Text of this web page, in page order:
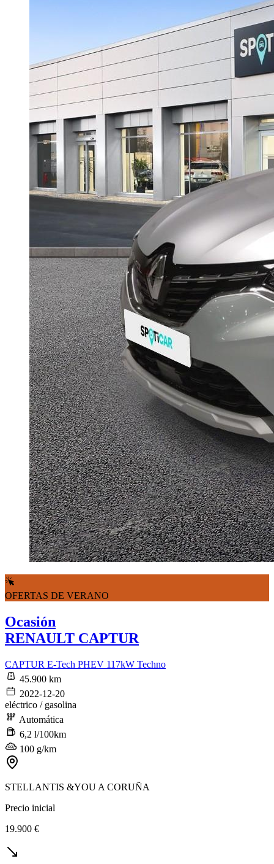
OFERTAS DE VERANO
Ocasión
RENAULT CAPTUR
CAPTUR E-Tech PHEV 117kW Techno
45.900 km
2022-12-20
eléctrico / gasolina
Automática
6,2 l/100km
100 g/km
STELLANTIS &YOU A CORUÑA
Precio inicial
19.900 €